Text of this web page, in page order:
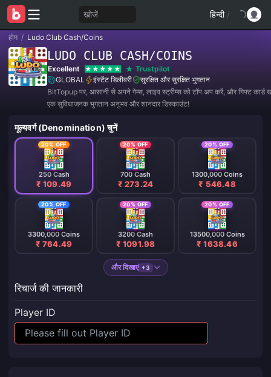
खोजें हिन्दी /
होम / Ludo Club Cash/Coins
LUDO CLUB CASH/COINS
Excellent
Trustpilot
GLOBAL
इंस्टेंट डिलीवरी
सुरक्षित और सुरक्षित भुगतान
BitTopup पर, आसानी से अपने गेम्स, लाइव स्ट्रीम्स को टॉप अप करें, और गिफ्ट कार्ड
एक सुविधाजनक भुगतान अनुभव और शानदार डिस्काउंट!
मूल्यवर्ग (Denomination) चुनें
20% OFF
250 Cash
₹ 109.49
20% OFF
700 Cash
₹ 273.24
20% OFF
1300,000 Coins
₹ 546.48
20% OFF
3300,000 Coins
₹ 764.49
20% OFF
3200 Cash
₹ 1091.98
20% OFF
13500,000 Coins
₹ 1638.46
और दिखाएं +3
रिचार्ज की जानकारी
Player ID